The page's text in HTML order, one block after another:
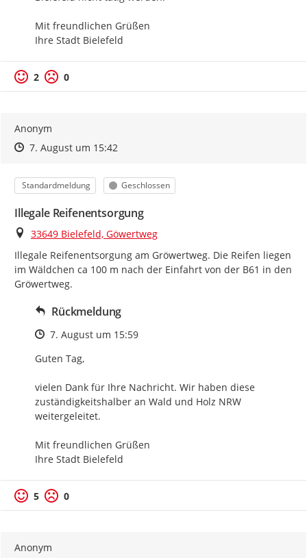
Mit freundlichen Grüßen
Ihre Stadt Bielefeld
2 0
Anonym
Zeitpunkt des Erstellens
Zeitpunkt des Erstellens
7. August um 15:42Zur Äußerung
Kategorie
Standardmeldung Status
Geschlossen
Illegale Reifenentsorgung
Ort
33649 Bielefeld, Göwertweg
Illegale Reifenentsorgung am Gröwertweg. Die Reifen liegen
im Wäldchen ca 100 m nach der Einfahrt von der B61 in den
Gröwertweg.
Rückmeldung
Zeitpunkt des Erstellens
7. August um 15:59
Guten Tag,
vielen Dank für Ihre Nachricht. Wir haben diese
zuständigkeitshalber an Wald und Holz NRW
weitergeleitet.
Mit freundlichen Grüßen
Ihre Stadt Bielefeld
5 0
Anonym